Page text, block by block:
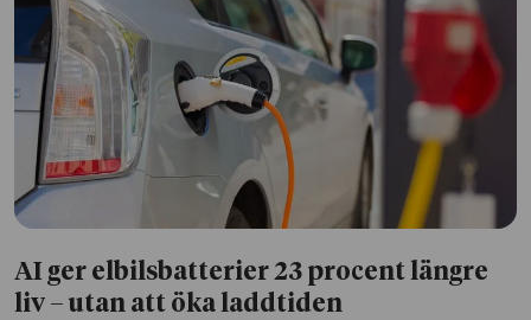
AI ger elbilsbatterier 23 procent längre
liv – utan att öka laddtiden